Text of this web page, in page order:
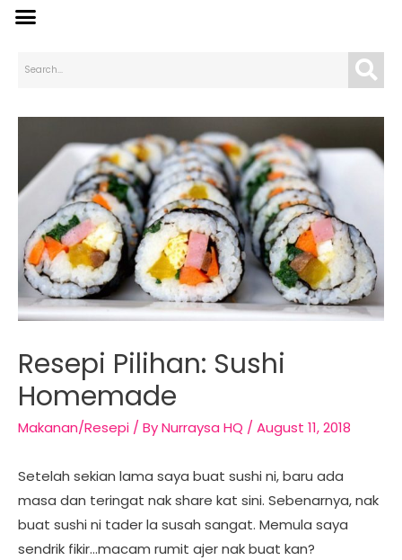
Resepi Pilihan: Sushi
Homemade
Makanan/Resepi / ByNurraysa HQ / August 11, 2018
Setelah sekian lama saya buat sushi ni, baru ada
masa dan teringat nak share kat sini. Sebenarnya, nak
buat sushi ni tader la susah sangat. Memula saya
sendrik fikir…macam rumit ajer nak buat kan?